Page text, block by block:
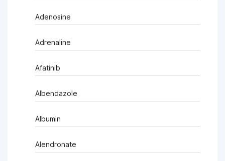
Adenosine
Adrenaline
Afatinib
Albendazole
Albumin
Alendronate